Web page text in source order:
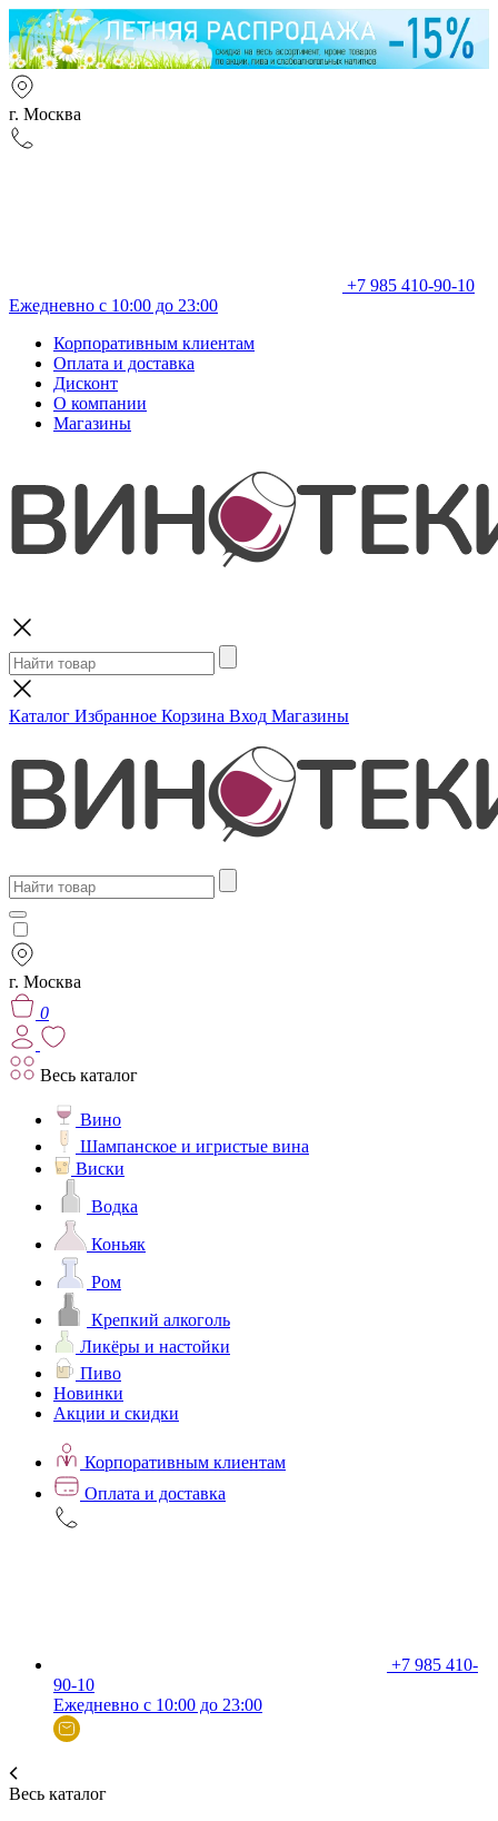
г. Москва
+7 985 410-90-10
Ежедневно с 10:00 до 23:00
Корпоративным клиентам
Оплата и доставка
Дисконт
О компании
Магазины
Каталог Избранное Корзина Вход Магазины
г. Москва
0
Весь каталог
Вино
Шампанское и игристые вина
Виски
Водка
Коньяк
Ром
Крепкий алкоголь
Ликёры и настойки
Пиво
Новинки
Акции и скидки
Корпоративным клиентам
Оплата и доставка
+7 985 410-
90-10
Ежедневно с 10:00 до 23:00
Весь каталог